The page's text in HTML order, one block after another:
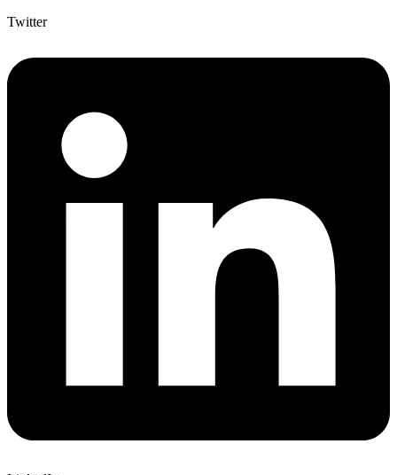
Twitter